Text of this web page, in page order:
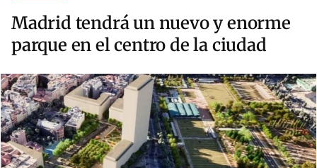
Madrid tendrá un nuevo y enorme
parque en el centro de la ciudad